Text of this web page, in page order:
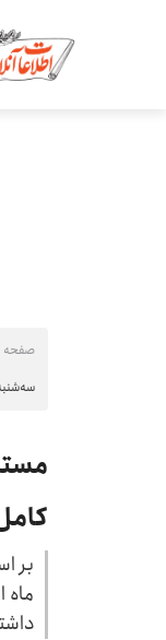
صفحه
سه‌شنبه ۱۶ تیر ۱۴۰۵ -
بر